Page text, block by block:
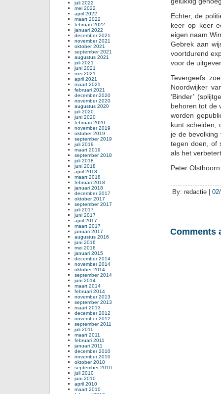
Echter, de
keer op keer
eigen naam
Gebrek aan
voortdurend
voor de
Tevergeefs
Noordwijker
‘Binder’
behoren tot de
worden
kunt scheiden,
je de
tegen doen, of
als het
Peter Olsthoorn
By: redactie |
Comments
juli 2022
mei 2022
april 2022
maart 2022
februari 2022
januari 2022
december 2021
november 2021
oktober 2021
september 2021
augustus 2021
juli 2021
juni 2021
mei 2021
april 2021
maart 2021
februari 2021
december 2020
november 2020
augustus 2020
juli 2020
juni 2020
februari 2020
november 2019
oktober 2019
september 2019
juli 2019
maart 2019
september 2018
juli 2018
juni 2018
april 2018
maart 2018
februari 2018
januari 2018
december 2017
oktober 2017
september 2017
juli 2017
juni 2017
april 2017
maart 2017
januari 2017
augustus 2016
juni 2016
mei 2016
januari 2015
december 2014
november 2014
oktober 2014
september 2014
juni 2014
maart 2014
februari 2014
november 2013
september 2013
maart 2013
december 2012
november 2012
september 2011
juli 2011
maart 2011
februari 2011
januari 2011
december 2010
november 2010
oktober 2010
september 2010
juli 2010
juni 2010
april 2010
maart 2010